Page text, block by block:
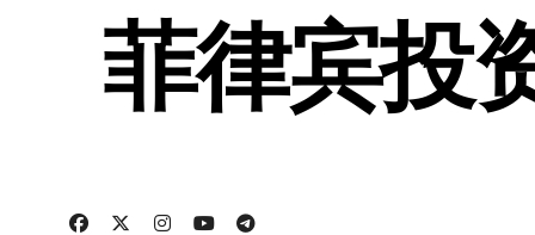
菲律宾投